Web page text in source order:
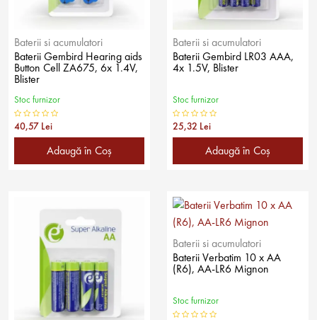
Baterii si acumulatori
Baterii Gembird Hearing aids
Button Cell ZA675, 6x 1.4V,
Blister
Stoc furnizor
40,57 Lei
Adaugă în Coş
Baterii si acumulatori
Baterii Gembird LR03 AAA,
4x 1.5V, Blister
Stoc furnizor
25,32 Lei
Adaugă în Coş
Baterii si acumulatori
Baterii Verbatim 10 x AA
(R6), AA-LR6 Mignon
Stoc furnizor